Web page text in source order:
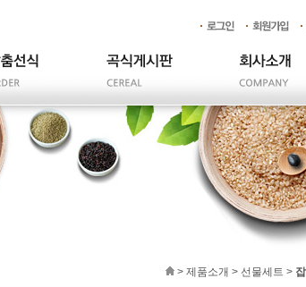
> 제품소개 > 선물세트 >